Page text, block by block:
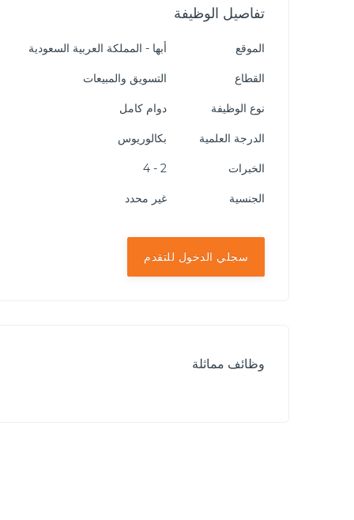
تفاصيل الوظيفة
الموقع أبها - المملكة العربية السعودية
القطاع التسويق والمبيعات
نوع الوظيفة دوام كامل
الدرجة العلمية بكالوريوس
الخبرات
الجنسية غير محدد
سجلي الدخول للتقدم
وظائف مماثلة